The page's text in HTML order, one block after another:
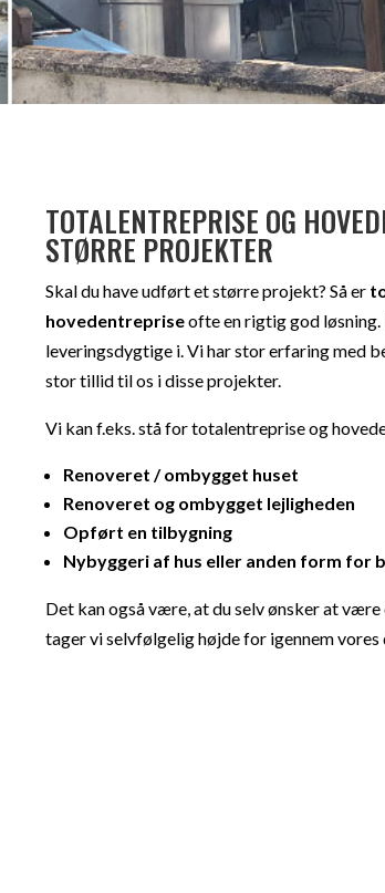
TOTALENTREPRISE OG
STØRRE PROJEKTER
Skal du have udført et større projekt? Så er
hovedentrepriseofte en rigtig god
leveringsdygtige i. Vi har stor erfaring med
stor tillid til os i disse projekter.
Vi kan f.eks. stå for totalentreprise og
Renoveret / ombygget huset
Renoveret og ombygget lejligheden
Opført en tilbygning
Nybyggeri af hus eller anden form for
Det kan også være, at du selv ønsker at
tager vi selvfølgelig højde for igennem